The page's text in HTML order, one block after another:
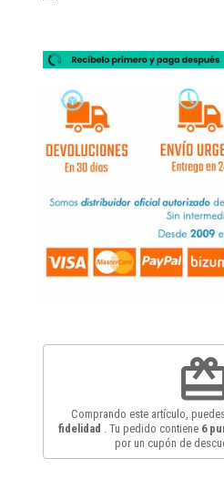
Comprando este artículo,
fidelidad
. Tu pedido contiene 6
por un cupón de